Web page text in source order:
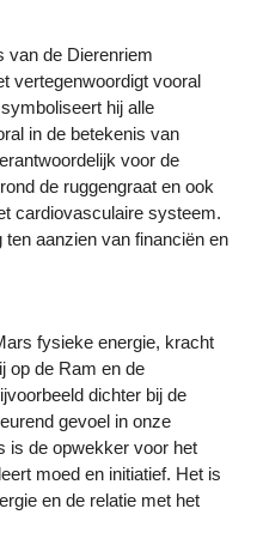
van de Dierenriem
vertegenwoordigt vooral
hij alle
in de betekenis van
voor de
de ruggengraat en ook
cardiovasculaire systeem.
aanzien van financiën en
fysieke energie, kracht
op de Ram en de
dichter bij de
gevoel in onze
is de opwekker voor het
moed en initiatief. Het is
en de relatie met het